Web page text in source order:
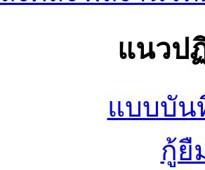
แนวป
แบบบัน
กู้ยื